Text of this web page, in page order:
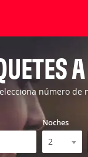
número de
Noches